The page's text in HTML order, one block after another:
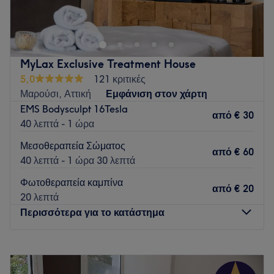
MyLax Exclusive Treatment House
5,0
121 κριτικές
Μαρούσι, Αττική
Εμφάνιση στον χάρτη
EMS Bodysculpt 16Tesla
40 λεπτά - 1 ώρα
από € 30
Μεσοθεραπεία Σώματος
40 λεπτά - 1 ώρα 30 λεπτά
από € 60
Φωτοθεραπεία καμπίνα
20 λεπτά
από € 20
Περισσότερα για το κατάστημα
Τρίτη
23:30